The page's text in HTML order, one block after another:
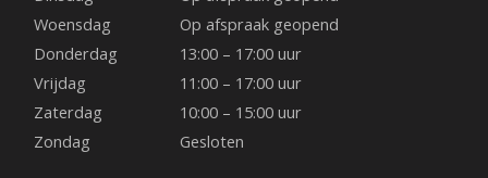
Woensdag
Op afspraak geopend
Donderdag
13:00 – 17:00 uur
Vrijdag
11:00 – 17:00 uur
Zaterdag
10:00 – 15:00 uur
Zondag
Gesloten